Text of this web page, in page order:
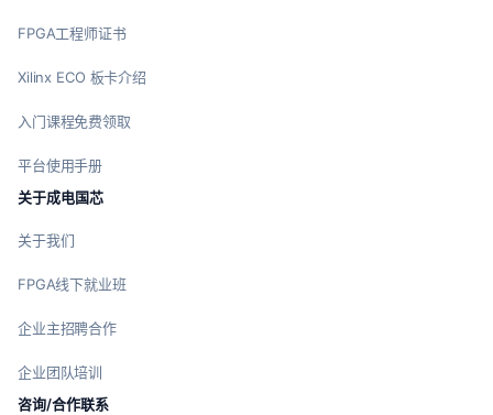
FPGA工程师证书
Xilinx ECO 板卡介绍
入门课程免费领取
平台使用手册
关于成电国芯
关于我们
FPGA线下就业班
企业主招聘合作
企业团队培训
咨询/合作联系